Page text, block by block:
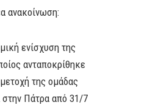
ανακοίνωση:
ενίσχυση της
ανταποκρίθηκε
της ομάδας
στην Πάτρα από 31/7